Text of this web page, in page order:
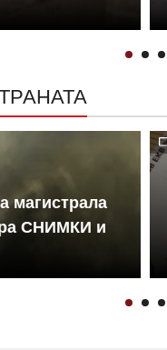
магистрала
СНИМКИ и